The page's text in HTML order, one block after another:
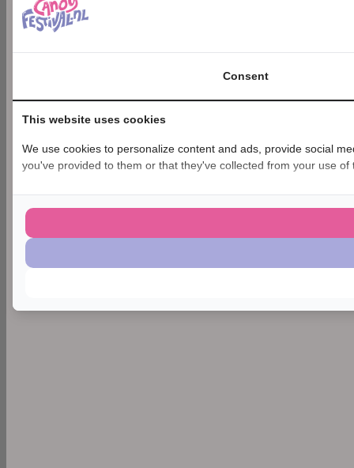
Consent
This website uses cookies
We use cookies to personalize content and ads, provide social
you've provided to them or that they've collected from your use of